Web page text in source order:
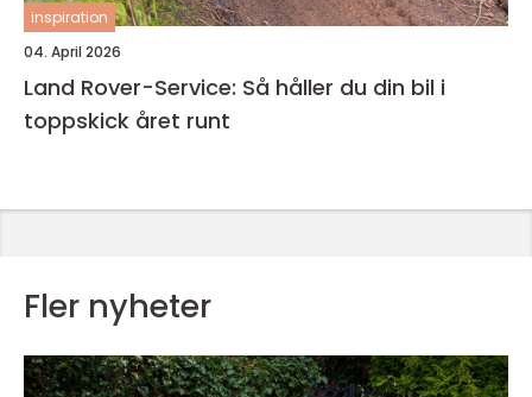
inspiration
04. April 2026
Land Rover-Service: Så håller du din bil i
toppskick året runt
Fler nyheter